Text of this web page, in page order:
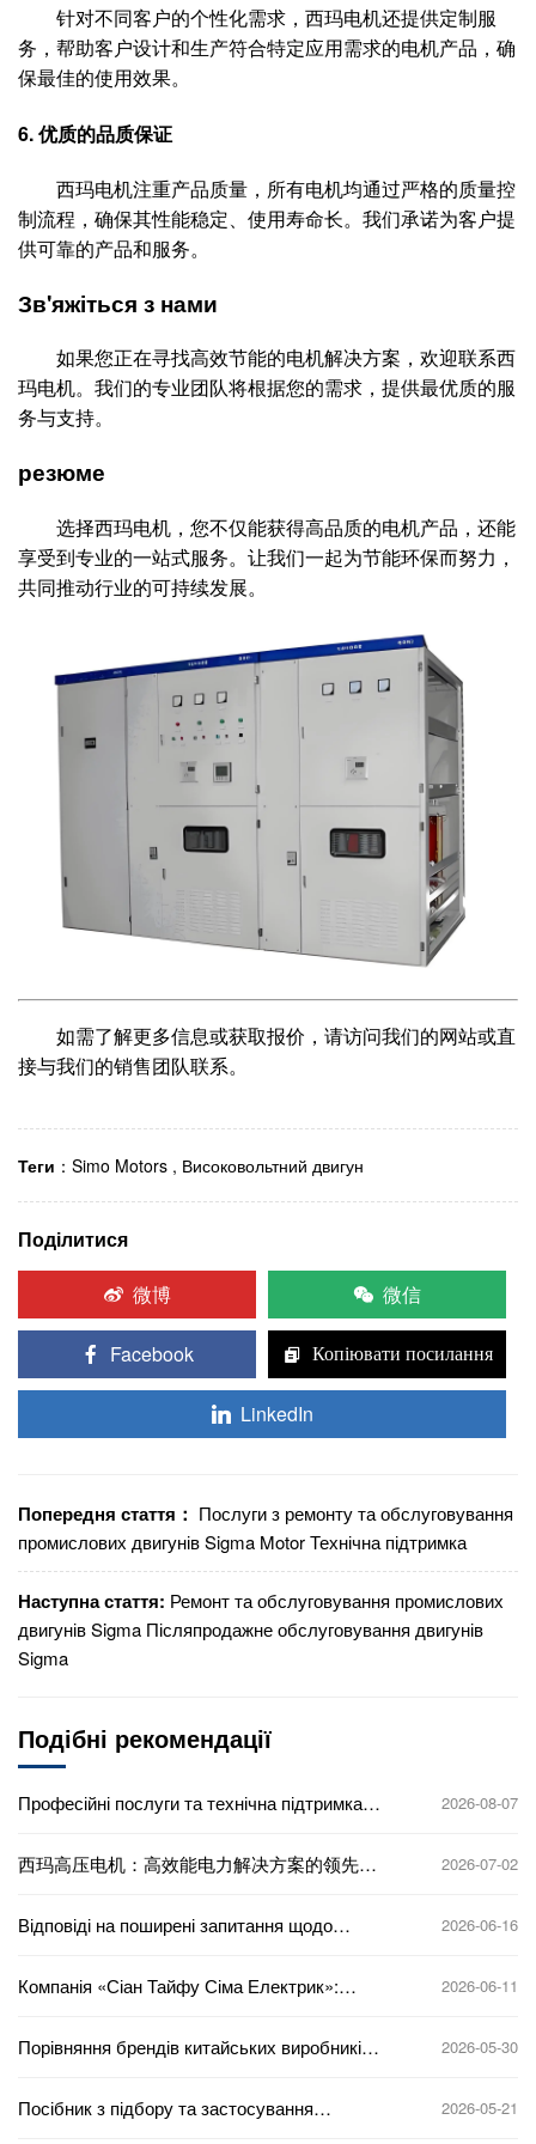
针对不同客户的个性化需求，西玛电机还提供定制服
务，帮助客户设计和生产符合特定应用需求的电机产品，确
保最佳的使用效果。
6.优质的品质保证
西玛电机注重产品质量，所有电机均通过严格的质量控
制流程，确保其性能稳定、使用寿命长。我们承诺为客户提
供可靠的产品和服务。
Зв'яжіться з нами
如果您正在寻找高效节能的电机解决方案，欢迎联系西
玛电机。我们的专业团队将根据您的需求，提供最优质的服
务与支持。
резюме
选择西玛电机，您不仅能获得高品质的电机产品，还能
享受到专业的一站式服务。让我们一起为节能环保而努力，
共同推动行业的可持续发展。
如需了解更多信息或获取报价，请访问我们的网站或直
接与我们的销售团队联系。
Теги ： Simo Motors , Високовольтний двигун
Поділитися
微博
微信
Facebook Копіювати посилання
LinkedIn
Попередня стаття： Послуги з ремонту та обслуговування
промислових двигунів Sigma Motor Технічна підтримка
Наступна стаття: Ремонт та обслуговування промислових
двигунів Sigma Післяпродажне обслуговування двигунів
Sigma
Подібні рекомендації
Професійні послуги та технічна підтримка
2026-08-07
西玛高压电机：高效能电力解决方案的领先品
2026-07-02
Відповіді на поширені запитання щодо
кваліфікації, основні положення договору —
2026-06-16
Компанія «Сіан Тайфу Сіма Електрик»:
2026-06-11
Порівняння брендів китайських виробників
2026-05-30
Посібник з підбору та застосування
2026-05-21